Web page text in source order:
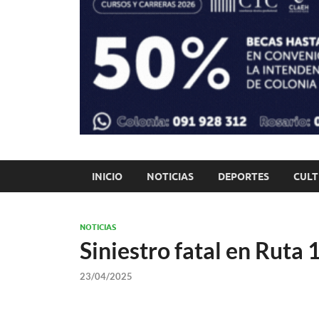
INICIO NOTICIAS DEPORTES
NOTICIAS
Siniestro fatal en Ruta
23/04/2025